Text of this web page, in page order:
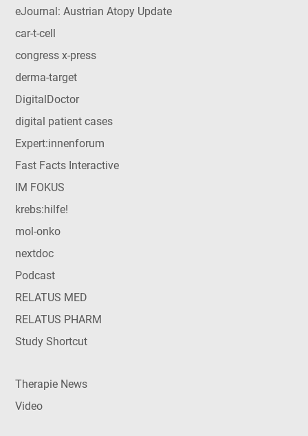
eJournal: Austrian Atopy Update
car-t-cell
congress x-press
derma-target
DigitalDoctor
digital patient cases
Expert:innenforum
Fast Facts Interactive
IM FOKUS
krebs:hilfe!
mol-onko
nextdoc
Podcast
RELATUS MED
RELATUS PHARM
Study Shortcut
Therapie News
Video